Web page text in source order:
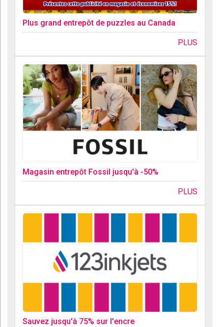
Plus grand entrepôt de puzzles au Canada
PLUS
Magasin entrepôt Fossil jusqu'à -50%
PLUS
Sauvez jusqu'à 75% sur l'encre